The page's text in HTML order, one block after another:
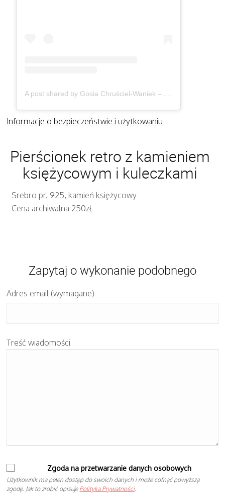
A post shared by Gosia Chruściel-Waniek – Biżuteria (@gosiawaniek)
Informacje o bezpieczeństwie i użytkowaniu
Pierścionek retro z kamieniem
księżycowym i kuleczkami
Srebro pr. 925, kamień księżycowy
Cena archiwalna 250zł
Zapytaj o wykonanie podobnego
Adres email (wymagane)
Treść wiadomości
Zgoda na przetwarzanie danych osobowych
Użytkownik ma pełen dostęp do swoich danych i może cofnąć powyższą
zgodę. Jak to zrobić opisuje Polityka Prywatności.